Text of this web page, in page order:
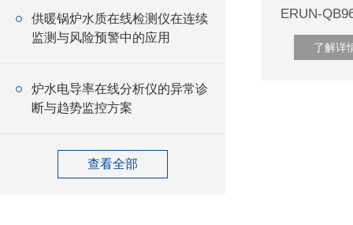
供暖锅炉水质在线检测仪在连续
监测与风险预警中的应用
炉水电导率在线分析仪的异常诊
断与趋势监控方案
查看全部
了解详